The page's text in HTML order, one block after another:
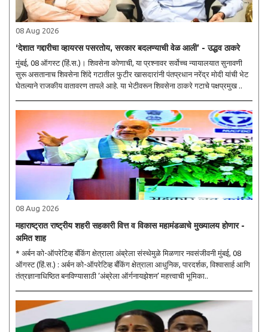
08 Aug 2026
‘देशात गद्दारीचा व्हायरस पसरतोय, सरकार बदलण्याची वेळ आली’ - उद्धव ठाकरे
मुंबई, 08 ऑगस्ट (हिं.स.)। शिवसेना कोणाची, या प्रश्नावर सर्वोच्च न्यायालयात सुनावणी
सुरू असतानाच शिवसेना शिंदे गटातील फुटीर खासदारांनी पंतप्रधान नरेंद्र मोदी यांची भेट
घेतल्याने राजकीय वातावरण तापले आहे. या भेटीवरून शिवसेना ठाकरे गटाचे पक्षप्रमुख ..
08 Aug 2026
महाराष्ट्रात राष्ट्रीय शहरी सहकारी वित्त व विकास महामंडळाचे मुख्यालय होणार -
अमित शाह
* अर्बन को-ऑपरेटिव्ह बँकिंग क्षेत्राला अंब्रेला संस्थेमुळे मिळणार नवसंजीवनी मुंबई, 08
ऑगस्ट (हिं.स.) : अर्बन को-ऑपरेटिव्ह बँकिंग क्षेत्राला आधुनिक, पारदर्शक, विश्वासार्ह आणि
तंत्रज्ञानाधिष्ठित बनविण्यासाठी ‘अंब्रेला ऑर्गनायझेशन’ महत्त्वाची भूमिका..